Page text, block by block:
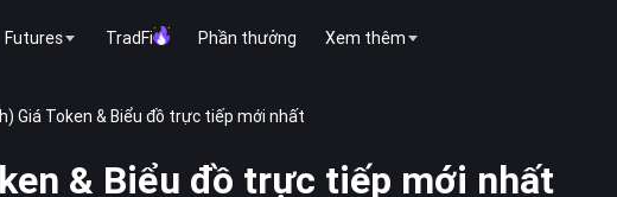
Futures TradFi Phần thưởng Xem thêm
Giá Token & Biểu đồ trực tiếp mới nhất
& Biểu đồ trực tiếp mới nhất